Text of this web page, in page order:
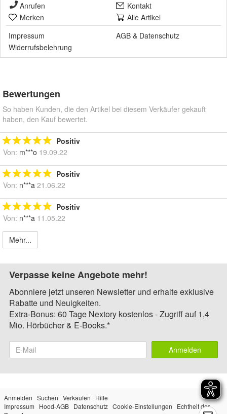
Anrufen
Kontakt
Merken
Alle Artikel
Impressum
AGB & Datenschutz
Widerrufsbelehrung
Bewertungen
So haben Kunden, die den Artikel bei diesem Verkäufer gekauft
haben, den Kauf bewertet.
Positiv
Von: m***o 19.09.22
Positiv
Von: n***a 21.06.22
Positiv
Von: n***a 11.05.22
Mehr...
Verpasse keine Angebote mehr!
Abonniere jetzt unseren Newsletter und erhalte exklusive
Rabatte und Neuigkeiten.
Extra-Bonus: 60 Tage Nextory kostenlos - Zugriff auf 1,4
Mio. Hörbücher & E-Books.*
Anmelden
Anmelden Suchen Verkaufen
Hilfe
Impressum
Hood-AGB Datenschutz Cookie-Einstellungen
Echtheit der